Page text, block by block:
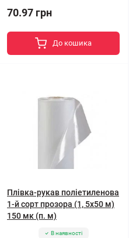
70.97 грн
До кошика
Плівка-рукав поліетиленова
1-й сорт прозора (1, 5x50 м)
150 мк (п. м)
В наявності